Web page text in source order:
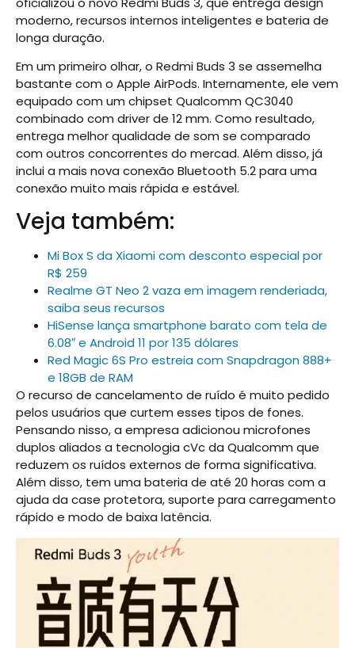
moderno, recursos internos inteligentes e bateria de
longa duração.
Em um primeiro olhar, o Redmi Buds 3 se assemelha
bastante com o Apple AirPods. Internamente, ele vem
equipado com um chipset Qualcomm QC3040
combinado com driver de 12 mm. Como resultado,
entrega melhor qualidade de som se comparado
com outros concorrentes do mercad. Além disso, já
inclui a mais nova conexão Bluetooth 5.2 para uma
conexão muito mais rápida e estável.
Veja também:
Mi Box S da Xiaomi com desconto especial por
R$ 259
Realme GT Neo 2 vaza em imagem renderiada,
saiba seus recursos
HiSense lança smartphone barato com tela de
6.08″ e Android 11 por 135 dólares
Red Magic 6S Pro estreia com Snapdragon 888+
e 18GB de RAM
O recurso de cancelamento de ruído é muito pedido
pelos usuários que curtem esses tipos de fones.
Pensando nisso, a empresa adicionou microfones
duplos aliados a tecnologia cVc da Qualcomm que
reduzem os ruídos externos de forma significativa.
Além disso, tem uma bateria de até 20 horas com a
ajuda da case protetora, suporte para carregamento
rápido e modo de baixa latência.